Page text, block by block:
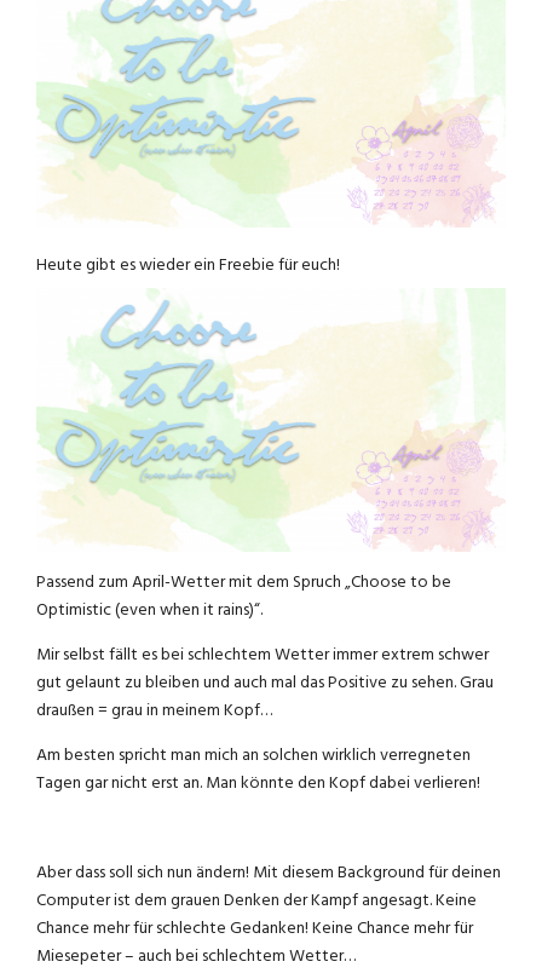
Heute gibt es wieder ein Freebie für euch!
Passend zum April-Wetter mit dem Spruch „Choose to be
Optimistic (even when it rains)“.
Mir selbst fällt es bei schlechtem Wetter immer extrem schwer
gut gelaunt zu bleiben und auch mal das Positive zu sehen. Grau
draußen = grau in meinem Kopf…
Am besten spricht man mich an solchen wirklich verregneten
Tagen gar nicht erst an. Man könnte den Kopf dabei verlieren!
Aber dass soll sich nun ändern! Mit diesem Background für deinen
Computer ist dem grauen Denken der Kampf angesagt. Keine
Chance mehr für schlechte Gedanken! Keine Chance mehr für
Miesepeter – auch bei schlechtem Wetter…